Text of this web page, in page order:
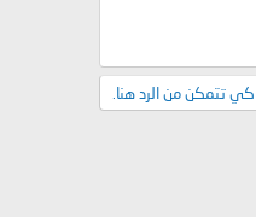
تتمكن من الرد هنا.